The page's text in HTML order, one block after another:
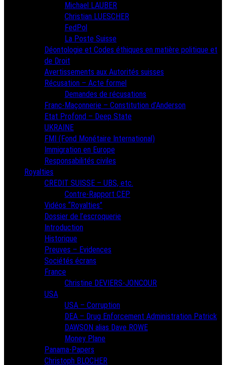
Michael LAUBER
Christian LUESCHER
FedPol
La Poste Suisse
Déontologie et Codes éthiques en matière politique et
de Droit
Avertissements aux Autorités suisses
Récusation – Acte formel
Demandes de récusations
Franc-Maçonnerie – Constitution d’Anderson
Etat Profond – Deep State
UKRAINE
FMI (Fond Monétaire International)
Immigration en Europe
Responsabilités civiles
Royalties
CREDIT SUISSE – UBS, etc.
Contre-Rapport CEP
Vidéos “Royalties”
Dossier de l’escroquerie
Introduction
Historique
Preuves – Evidences
Sociétés écrans
France
Christine DEVIERS-JONCOUR
USA
USA – Corruption
DEA – Drug Enforcement Administration Patrick
DAWSON alias Dave ROWE
Money Plane
Panama-Papers
Christoph BLOCHER